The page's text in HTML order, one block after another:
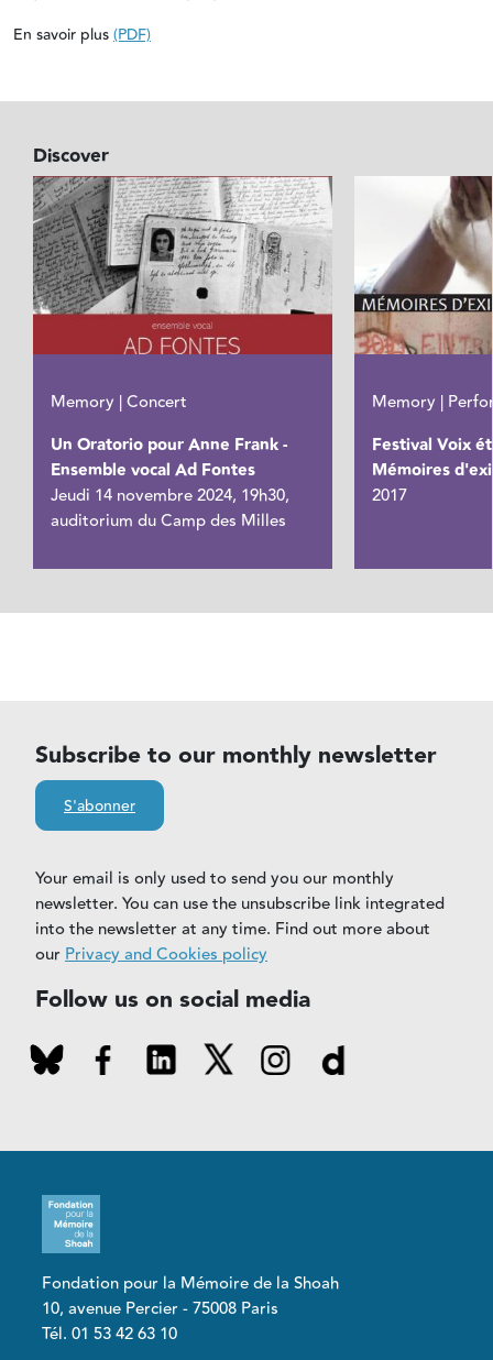
En savoir plus(PDF)
Discover
Memory | Concert
Un Oratorio pour Anne Frank -
Ensemble vocal Ad Fontes
Jeudi 14 novembre 2024, 19h30,
auditorium du Camp des Milles
Memory |
Festival Voix
Mémoires
2017
Subscribe to our monthly newsletter
S'abonner
Your email is only used to send you our monthly
newsletter. You can use the unsubscribe link integrated
into the newsletter at any time. Find out more about
our Privacy and Cookies policy
Follow us on social media
Fondation pour la Mémoire de la Shoah
10, avenue Percier - 75008 Paris
Tél. 01 53 42 63 10